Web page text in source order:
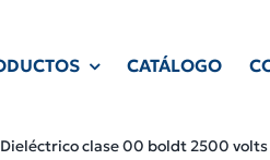
CATÁLOGO
clase 00 boldt 2500 volts